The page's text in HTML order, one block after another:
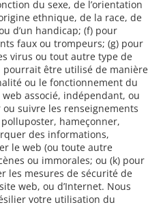
du sexe, de l’orientation
ethnique, de la race, de
d’un handicap; (f) pour
faux ou trompeurs; (g) pour
virus ou tout autre type de
être utilisé de manière
ou le fonctionnement du
associé, indépendant, ou
suivre les renseignements
hameçonner,
des informations,
le web (ou toute autre
ou immorales; ou (k) pour
les mesures de sécurité de
web, ou d’Internet. Nous
votre utilisation du